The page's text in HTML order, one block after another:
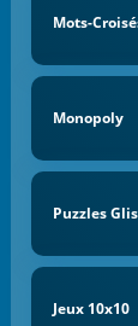
Mots-
Monopoly
Puzzles
Jeux 10x10